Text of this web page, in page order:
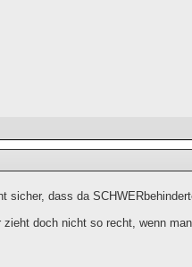
sicher, dass da
doch nicht so recht, wenn